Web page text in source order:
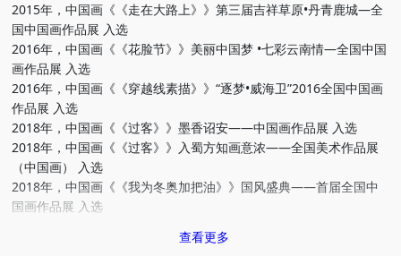
2015年，中国画《《走在大路上》》第三届吉祥草原•丹青鹿城—全
国中国画作品展 入选
2016年，中国画《《花脸节》》美丽中国梦 •七彩云南情—全国中国
画作品展 入选
2016年，中国画《《穿越线素描》》“逐梦•威海卫”2016全国中国画
作品展 入选
2018年，中国画《《过客》》墨香诏安——中国画作品展 入选
2018年，中国画《《过客》》入蜀方知画意浓——全国美术作品展
（中国画） 入选
2018年，中国画《《我为冬奥加把油》》国风盛典——首届全国中
国画作品展 入选
2018年，中国画《《过客》》生态龙岩•红色闽西中国画作品展 入会
查看更多